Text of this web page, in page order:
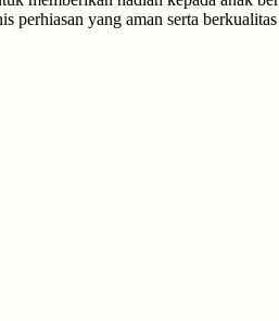
perhiasan yang aman serta